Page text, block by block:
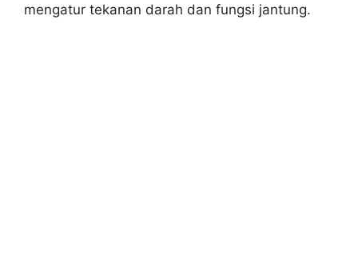
mengatur tekanan darah dan fungsi jantung.